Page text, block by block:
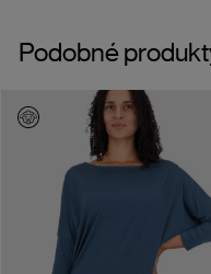
Podobné